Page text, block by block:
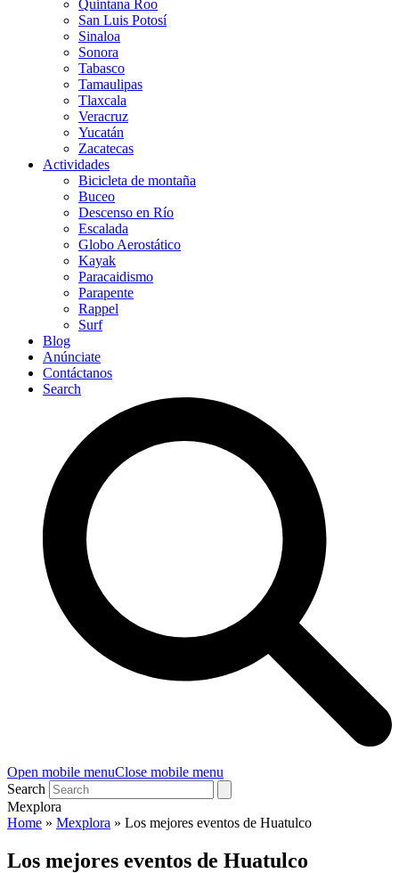
Quintana Roo
San Luis Potosí
Sinaloa
Sonora
Tabasco
Tamaulipas
Tlaxcala
Veracruz
Yucatán
Zacatecas
Actividades
Bicicleta de montaña
Buceo
Descenso en Río
Escalada
Globo Aerostático
Kayak
Paracaidismo
Parapente
Rappel
Surf
Blog
Anúnciate
Contáctanos
Search
Open mobile menuClose mobile menu
Search
Mexplora
Home » Mexplora » Los mejores eventos de Huatulco
Los mejores eventos de Huatulco